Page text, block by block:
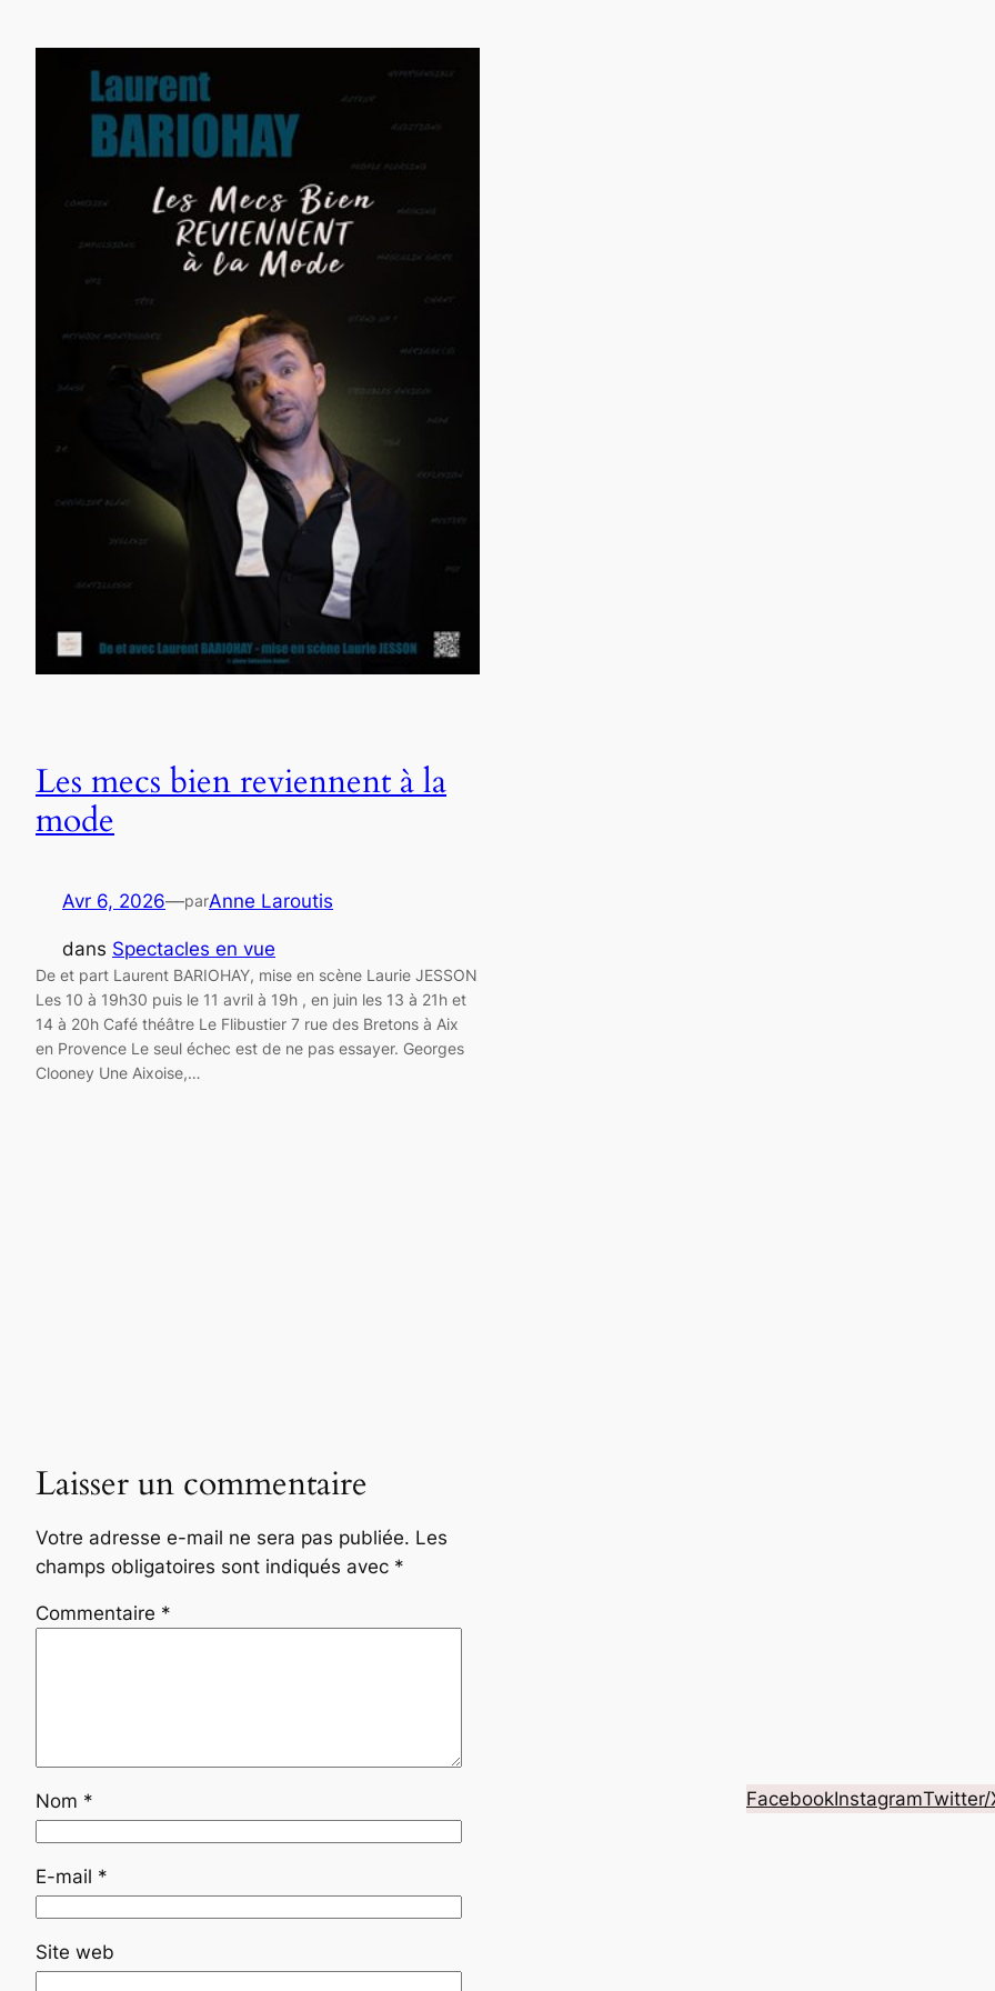
Les mecs bien reviennent à la
mode
Avr 6, 2026—parAnne Laroutis
dans Spectacles en vue
De et part Laurent BARIOHAY, mise en scène Laurie JESSON
Les 10 à 19h30 puis le 11 avril à 19h , en juin les 13 à 21h et
14 à 20h Café théâtre Le Flibustier 7 rue des Bretons à Aix
en Provence Le seul échec est de ne pas essayer. Georges
Clooney Une Aixoise,…
Laisser un commentaire
Votre adresse e-mail ne sera pas publiée. Les
champs obligatoires sont indiqués avec *
Commentaire *
Nom *
E-mail *
Site web
FacebookInstagramTwitter/